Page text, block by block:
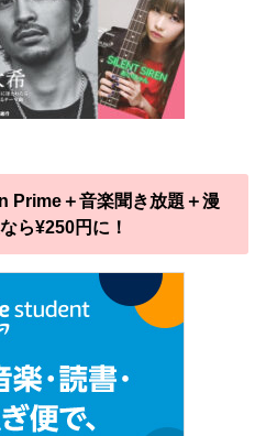
Prime＋音楽聞き放題＋漫
ら¥250円に！